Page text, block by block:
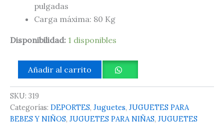
pulgadas
Carga máxima: 80 Kg
Disponibilidad: 1 disponibles
Añadir al carrito
SKU: 319
Categorías: DEPORTES, Juguetes, JUGUETES PARA
BEBES Y NIÑOS, JUGUETES PARA NIÑAS, JUGUETES